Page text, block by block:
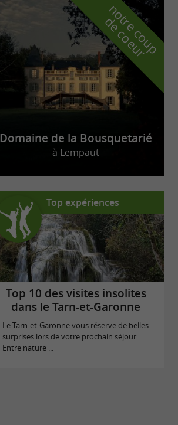
n
o
t
r
e
c
o
u
p
d
e
c
o
e
u
r
Domaine de la Bousquetarié
à Lempaut
Top expériences
Top 10 des visites insolites
dans le Tarn-et-Garonne
Le Tarn-et-Garonne vous réserve de belles
surprises lors de votre prochain séjour.
Entre nature ...